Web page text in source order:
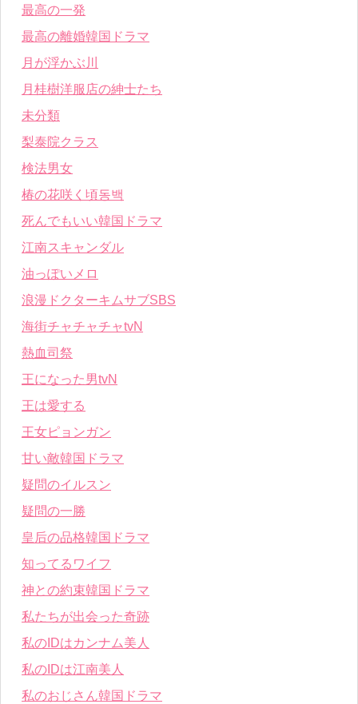
最高の一発
最高の離婚韓国ドラマ
月が浮かぶ川
月桂樹洋服店の紳士たち
未分類
梨泰院クラス
検法男女
椿の花咲く頃동백
死んでもいい韓国ドラマ
江南スキャンダル
油っぽいメロ
浪漫ドクターキムサブSBS
海街チャチャチャtvN
熱血司祭
王になった男tvN
王は愛する
王女ピョンガン
甘い敵韓国ドラマ
疑問のイルスン
疑問の一勝
皇后の品格韓国ドラマ
知ってるワイフ
神との約束韓国ドラマ
私たちが出会った奇跡
私のIDはカンナム美人
私のIDは江南美人
私のおじさん韓国ドラマ